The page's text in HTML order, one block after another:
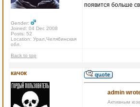
Gender:
Joined: 04 Dec 2008
Posts: 52
Location: Урал,Челябинская
обл.
появится больше
Back to top
качок
admin
Активным